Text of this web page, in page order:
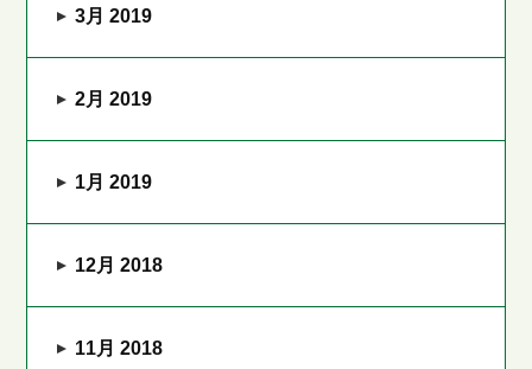
3月 2019
2月 2019
1月 2019
12月 2018
11月 2018